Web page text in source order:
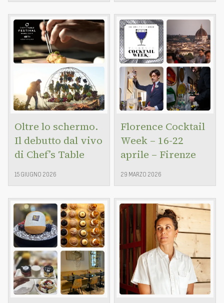
Oltre lo schermo.
Il debutto dal vivo
di Chef’s Table
15 GIUGNO 2026
Florence Cocktail
Week – 16-22
aprile – Firenze
29 MARZO 2026